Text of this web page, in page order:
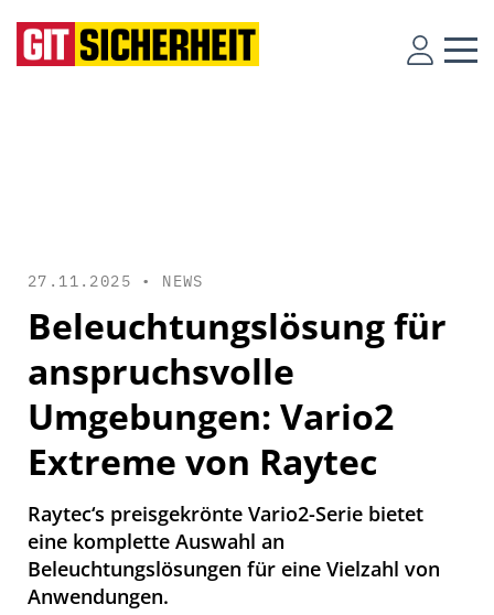
27.11.2025 • NEWS
Beleuchtungslösung für
anspruchsvolle
Umgebungen: Vario2
Extreme von Raytec
Raytec‘s preisgekrönte Vario2-Serie bietet
eine komplette Auswahl an
Beleuchtungslösungen für eine Vielzahl von
Anwendungen.